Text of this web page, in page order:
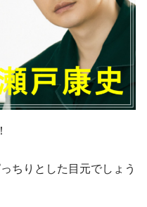
ちりとした目元でしょう